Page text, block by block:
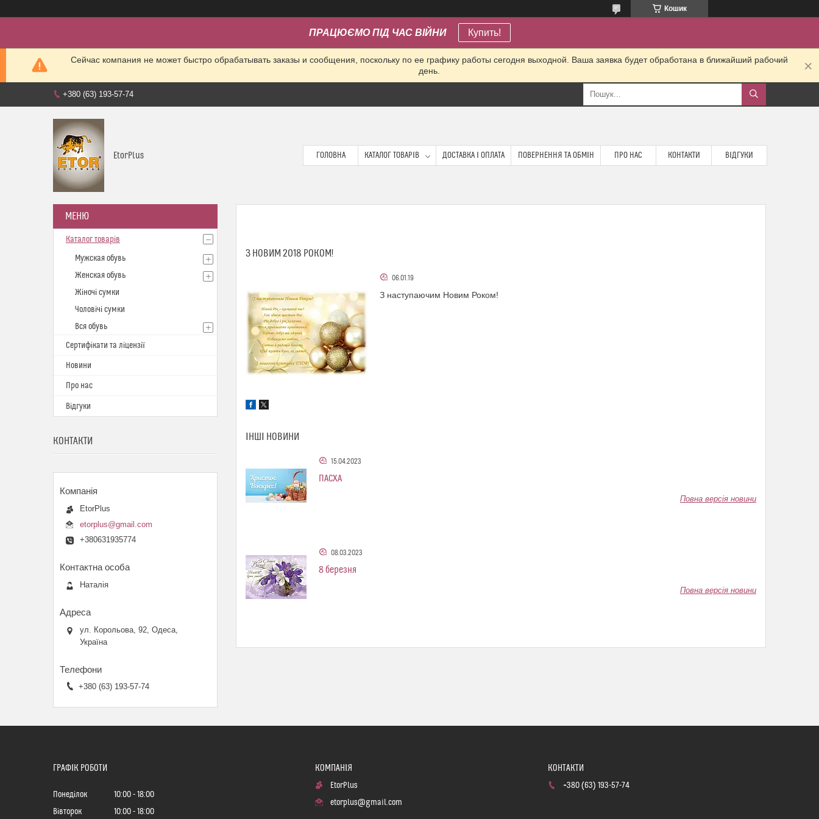
Кошик
ПРАЦЮЄМО ПІД ЧАС ВІЙНИ Купить!
Сейчас компания не может быстро обрабатывать заказы и сообщения, поскольку по ее графику работы сегодня выходной. Ваша заявка будет обработана в ближайший рабочий
день.
+380 (63) 193-57-74
EtorPlus ГОЛОВНА КАТАЛОГ ТОВАРІВ ДОСТАВКА І ОПЛАТА ПОВЕРНЕННЯ ТА ОБМІН ПРО НАС КОНТАКТИ ВІДГУКИ
З НОВИМ 2018 РОКОМ!
06.01.19
З наступаючим Новим Роком!
ІНШІ НОВИНИ
15.04.2023
ПАСХА
Повна версія новини
08.03.2023
8 березня
Повна версія новини
Каталог товарів
Мужская обувь
Женская обувь
Жіночі сумки
Чоловічі сумки
Вся обувь
Сертифікати та ліцензії
Новини
Про нас
Відгуки
КОНТАКТИ
EtorPlus
etorplus@gmail.com
+380631935774
Наталія
ул. Корольова, 92, Одеса,
Україна
+380 (63) 193-57-74
ГРАФІК РОБОТИ
Понеділок 10:00
18:00
Вівторок
10:00 18:00
EtorPlus
etorplus@gmail.com
+380 (63) 193-57-74